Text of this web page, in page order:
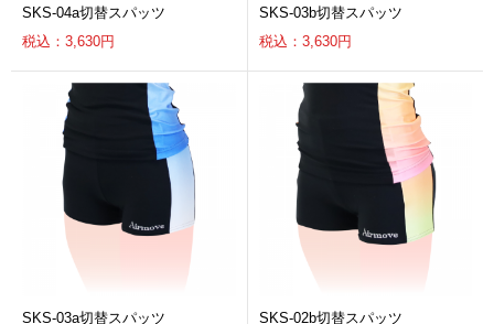
SKS-04a切替スパッツ
税込：3,630円
SKS-03b切替スパッツ
税込：3,630円
SKS-03a切替スパッツ SKS-02b切替スパッツ